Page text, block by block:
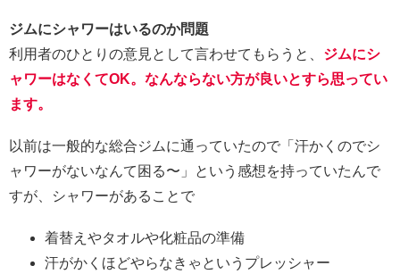
ジムにシャワーはいるのか問題
利用者のひとりの意見として言わせてもらうと、 ジムにシ
ャワーはなくてOK。なんならない方が良いとすら思ってい
ます。
以前は一般的な総合ジムに通っていたので「汗かくのでシ
ャワーがないなんて困る〜」という感想を持っていたんで
すが、シャワーがあることで
着替えやタオルや化粧品の準備
汗がかくほどやらなきゃというプレッシャー